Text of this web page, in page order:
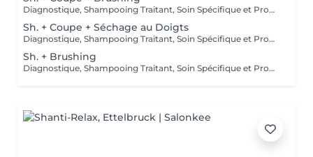
Diagnostique, Shampooing Traitant, Soin Spécifique et Produits Coiffants inclus
Sh. + Coupe + Séchage au Doigts
Diagnostique, Shampooing Traitant, Soin Spécifique et Produits Coiffants inclus
Sh. + Brushing
Diagnostique, Shampooing Traitant, Soin Spécifique et Produits Coiffants inclus